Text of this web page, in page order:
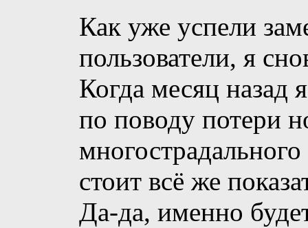
Как уже успели
пользователи, я
Когда месяц назад
по поводу потери
стоит всё же
Да-да, именно